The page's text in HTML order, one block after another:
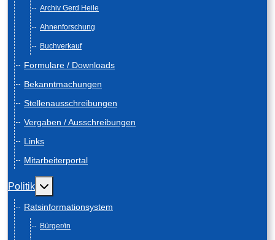
Archiv Gerd Heile
Ahnenforschung
Buchverkauf
Formulare / Downloads
Bekanntmachungen
Stellenausschreibungen
Vergaben / Ausschreibungen
Links
Mitarbeiterportal
Politik Weitere Informationen: Politik
Ratsinformationsystem
Bürger/in